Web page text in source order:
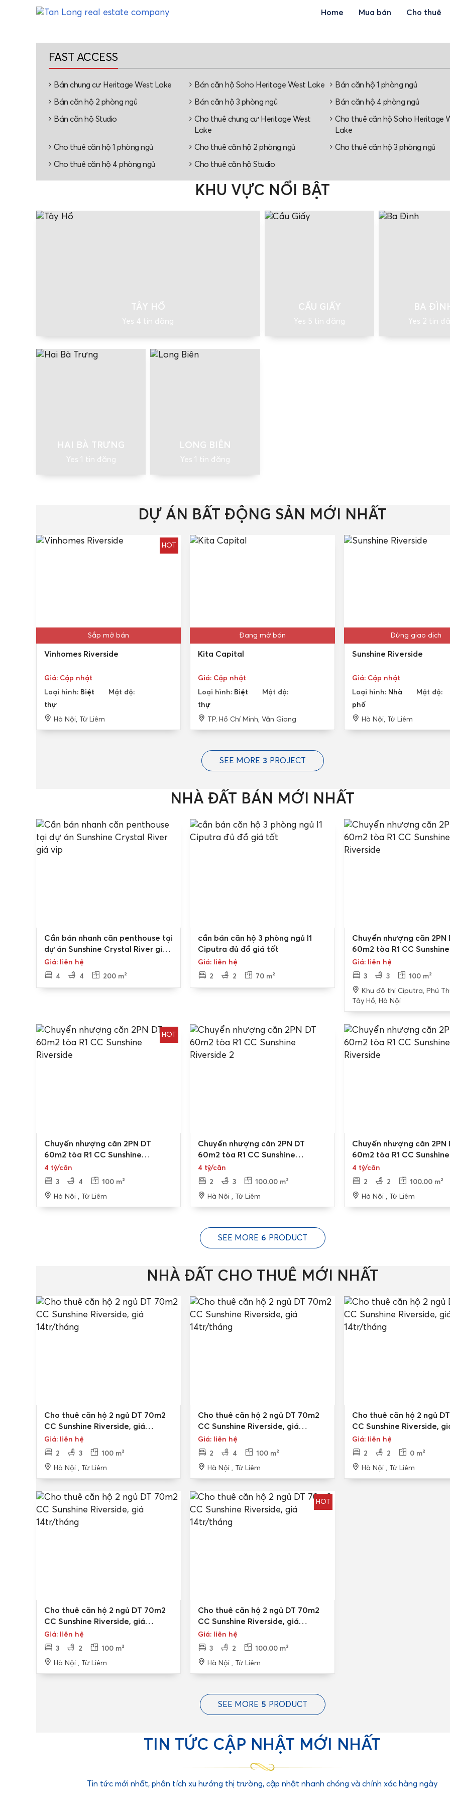
Home Mua bán Cho thuê
FAST ACCESS
Bán chung cư Heritage West Lake Bán căn hộ Soho Heritage West Lake Bán căn hộ 1 phòng ngủ
Bán căn hộ 2 phòng ngủ Bán căn hộ 3 phòng ngủ Bán căn hộ 4 phòng ngủ
Bán căn hộ Studio
Cho thuê chung cư Heritage West
Lake
Cho thuê căn hộ Soho Heritage
Lake
Cho thuê căn hộ 1 phòng ngủ Cho thuê căn hộ 2 phòng ngủ Cho thuê căn hộ 3 phòng ngủ
Cho thuê căn hộ 4 phòng ngủ Cho thuê căn hộ Studio
KHU VỰC NỔI BẬT
TÂY HỒ
Yes 4 tin đăng
CẦU GIẤY
Yes 5 tin đăng
BA
Yes 2 tin
HAI BÀ TRƯNG
Yes 1 tin đăng
LONG BIÊN
Yes 1 tin đăng
DỰ ÁN BẤT ĐỘNG SẢN MỚI NHẤT
HOT
Sắp mở bán
Vinhomes Riverside
Giá: Cập nhật
Loại hình: Biệt
thự
Mật độ:
Hà Nội, Từ Liêm
Đang mở bán
Kita Capital
Giá: Cập nhật
Loại hình: Biệt
thự
Mật độ:
TP. Hồ Chí Minh, Văn Giang
Dừng giao dịch
Sunshine Riverside
Giá: Cập nhật
Loại hình: Nhà
phố
Mật độ:
Hà Nội, Từ Liêm
SEE MORE 3 PROJECT
NHÀ ĐẤT BÁN MỚI NHẤT
Bán gấp
Cần bán nhanh căn penthouse tại
dự án Sunshine Crystal River giá
vip
Giá: liên hệ
4
4 200 m²
Bán gấp
cần bán căn hộ 3 phòng ngủ l1
Ciputra đủ đồ giá tốt
Giá: liên hệ
2
2 70 m²
Bán gấp
Chuyển nhượng căn 2PN
60m2 tòa R1 CC Sunshine
Riverside
Giá: liên hệ
3
3 100 m²
Khu đô thị Ciputra, Phú
Tây Hồ, Hà Nội
HOT
Bán gấp
Chuyển nhượng căn 2PN DT
60m2 tòa R1 CC Sunshine
Riverside
4 tỷ/căn
3
4 100 m²
Hà Nội , Từ Liêm
Chuyển nhượng căn 2PN DT
60m2 tòa R1 CC Sunshine
Riverside 2
4 tỷ/căn
2
3 100.00 m²
Hà Nội , Từ Liêm
Bán gấp
Chuyển nhượng căn 2PN
60m2 tòa R1 CC Sunshine
Riverside
4 tỷ/căn
2
2 100.00 m²
Hà Nội , Từ Liêm
SEE MORE 6 PRODUCT
NHÀ ĐẤT CHO THUÊ MỚI NHẤT
Cho thuê căn hộ 2 ngủ DT 70m2
CC Sunshine Riverside, giá
14tr/tháng
Giá: liên hệ
2
3 100 m²
Hà Nội , Từ Liêm
Cho thuê căn hộ 2 ngủ DT 70m2
CC Sunshine Riverside, giá
14tr/tháng
Giá: liên hệ
2
4 100 m²
Hà Nội , Từ Liêm
Cho thuê căn hộ 2 ngủ
CC Sunshine Riverside,
14tr/tháng
Giá: liên hệ
2
2 0 m²
Hà Nội , Từ Liêm
Cho thuê căn hộ 2 ngủ DT 70m2
CC Sunshine Riverside, giá
14tr/tháng
Giá: liên hệ
3
2 100 m²
Hà Nội , Từ Liêm
HOT
Cho thuê căn hộ 2 ngủ DT 70m2
CC Sunshine Riverside, giá
14tr/tháng
Giá: liên hệ
3
2 100.00 m²
Hà Nội , Từ Liêm
SEE MORE 5 PRODUCT
TIN TỨC CẬP NHẬT MỚI NHẤT
Tin tức mới nhất, phân tích xu hướng thị trường, cập nhật nhanh chóng và chính xác hàng ngày